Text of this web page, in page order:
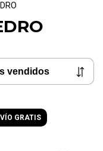
GRATIS